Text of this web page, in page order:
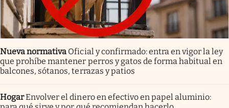
Nueva normativa Oficial y confirmado: entra en vigor la ley
que prohíbe mantener perros y gatos de forma habitual en
balcones, sótanos, terrazas y patios
HogarEnvolver el dinero en efectivo en papel aluminio: